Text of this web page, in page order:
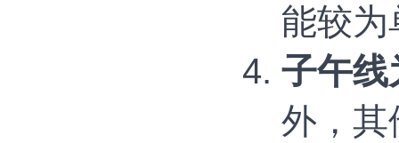
能较为
子午线
外，其